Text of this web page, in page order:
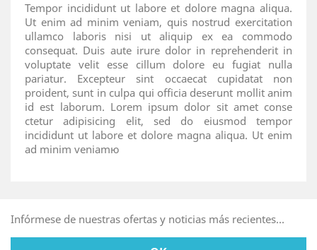
Tempor incididunt ut labore et dolore magna aliqua.
Ut enim ad minim veniam, quis nostrud exercitation
ullamco laboris nisi ut aliquip ex ea commodo
consequat. Duis aute irure dolor in reprehenderit in
voluptate velit esse cillum dolore eu fugiat nulla
pariatur. Excepteur sint occaecat cupidatat non
proident, sunt in culpa qui officia deserunt mollit anim
id est laborum. Lorem ipsum dolor sit amet conse
ctetur adipisicing elit, sed do eiusmod tempor
incididunt ut labore et dolore magna aliqua. Ut enim
ad minim veniamю
Infórmese de nuestras ofertas y noticias más recientes...